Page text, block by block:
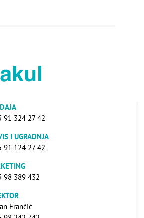
91 324 27 42
I UGRADNJA
91 124 27 42
98 389 432
Frančić